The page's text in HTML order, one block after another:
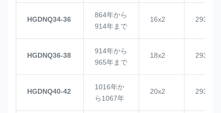
HGDNQ34-36
864年から
914年まで
16x2 2937
HGDNQ36-38
914年から
965年まで
18x2 2937
HGDNQ40-42
1016年か
ら1067年
20x2 2937